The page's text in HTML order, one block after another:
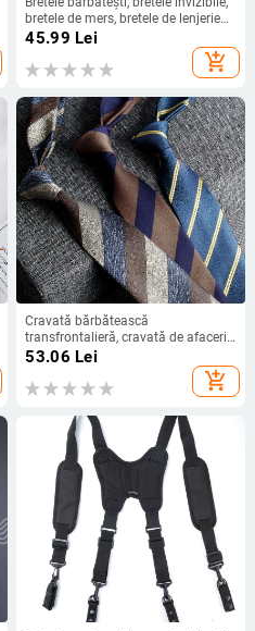
bretele de mers, bretele de lenjerie
intimă, bretele de mers în aer liber,
15 culori, livrare opțională dintr-o
singură bucată
45.99 Lei
add_shopping_cart
Cravată bărbătească
transfrontalieră, cravată de afaceri
profesională, carouri, twill, stiluri
multiple, săgeată, bumbac, 7 cm,
cravată manuală
53.06 Lei
add_shopping_cart